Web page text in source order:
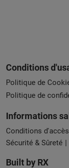
Conditions
Politique de
Politique de
Informations
Conditions d'accès
Sécurité & Sûreté
Built by RX